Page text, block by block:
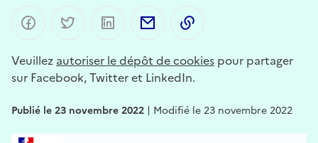
Partager sur Facebook
Partager sur Twitter
Partager sur LinkedIn
Partager par email
Veuillez autoriser le dépôt de cookies pour partager
sur Facebook, Twitter et LinkedIn.
Publié le 23 novembre 2022 | Modifié le 23 novembre 2022